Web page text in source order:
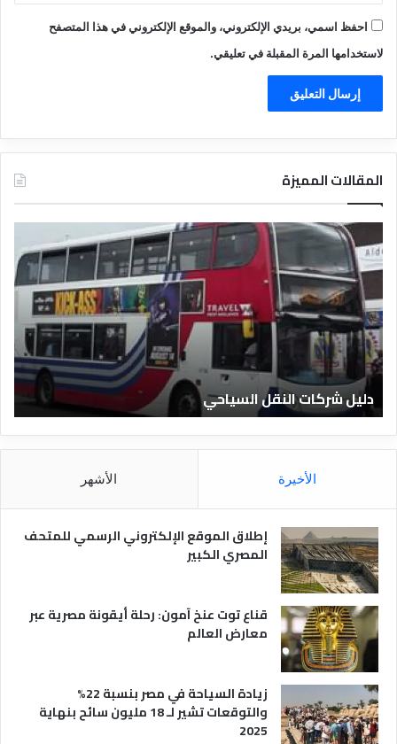
احفظ اسمي، بريدي الإلكتروني، والموقع الإلكتروني في هذا المتصفح
لاستخدامها المرة المقبلة في تعليقي.
المقالات المميزة
ل
ي
ا
ل
ف
ن
ق
ا
ل
ر
ة
دليل الفنادق المصرية
ق
و
الأخيرة الأشهر
إطلاق الموقع الإلكتروني الرسمي للمتحف
المصري الكبير
قناع توت عنخ آمون: رحلة أيقونة مصرية عبر
معارض العالم
زيادة السياحة في مصر بنسبة 22%
والتوقعات تشير لـ 18 مليون سائح بنهاية
2025